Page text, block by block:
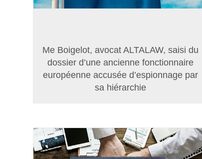
Me Boigelot, avocat ALTALAW, saisi du
dossier d’une ancienne fonctionnaire
européenne accusée d’espionnage par
sa hiérarchie